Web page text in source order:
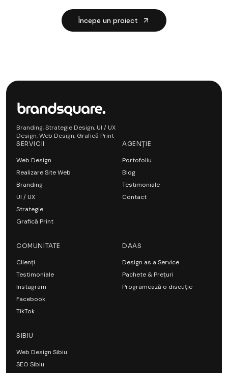
Începe un proiect
Branding, Strategie Design, UI / UX
Design, Web Design, Grafică Print
SERVICII
Web Design
Realizare Site Web
Branding
UI / UX
Strategie
Grafică Print
AGENȚIE
Portofoliu
Blog
Testimoniale
Contact
COMUNITATE
Clienți
Testimoniale
Instagram
Facebook
TikTok
DAAS
Design as a Service
Pachete & Prețuri
Programează o discuție
SIBIU
Web Design Sibiu
SEO Sibiu